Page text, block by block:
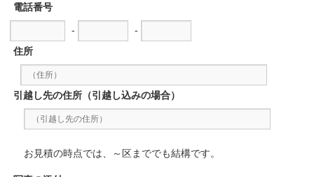
電話番号
-
-
住所
引越し先の住所（引越し込みの場合）
お見積の時点では、～区まででも結構です。